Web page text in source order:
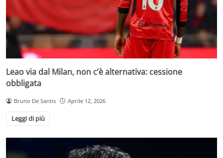
Leao via dal Milan, non c’è alternativa: cessione
obbligata
Bruno De Santis Aprile 12, 2026
Leggi di più